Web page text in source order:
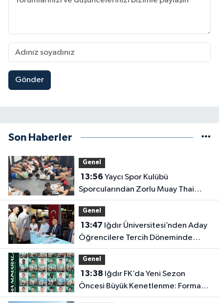
Gönder
Son Haberler
Genel
13:56
Sporcularından Zorlu Muay Thai
Eğitimi
Genel
13:47
Öğrencilere Tercih Döneminde
Rehberlik Desteği
Genel
13:38
Öncesi Büyük Kenetlenme: Forma
Numaraları Belli Oldu